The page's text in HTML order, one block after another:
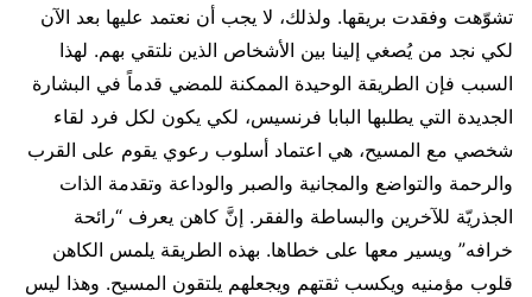
تشوّهت وفقدت بريقها. ولذلك، لا يجب أن نعتمد عليها بعد الآن
لكي نجد من يُصغي إلينا بين الأشخاص الذين نلتقي بهم. لهذا
السبب فإن الطريقة الوحيدة الممكنة للمضي قدماً في البشارة
الجديدة التي يطلبها البابا فرنسيس، لكي يكون لكل فرد لقاء
شخصي مع المسيح، هي اعتماد أسلوب رعوي يقوم على القرب
والرحمة والتواضع والمجانية والصبر والوداعة وتقدمة الذات
الجذريّة للآخرين والبساطة والفقر. إنَّ كاهن يعرف “رائحة
خرافه” ويسير معها على خطاها. بهذه الطريقة يلمس الكاهن
قلوب مؤمنيه ويكسب ثقتهم ويجعلهم يلتقون المسيح. وهذا ليس